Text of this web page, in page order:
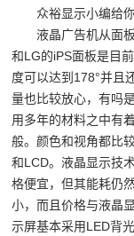
众裕显示小编给
液晶广告机从面
和LG的iPS面板是目
度可以达到178°并且
量也比较放心，有吗
用多年的材料之中有
般。颜色和视角都比
和LCD。液晶显示技
格便宜，但其能耗仍
小，而且价格与液晶
示屏基本采用LED背光